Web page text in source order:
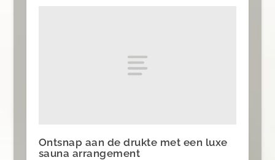
Ontsnap aan de drukte met een luxe
sauna arrangement